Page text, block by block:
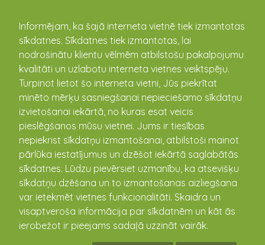
Informējam, ka šajā interneta vietnē tiek izmantotas
sīkdatnes. Sīkdatnes tiek izmantotas, lai
nodrošinātu klientu vēlmēm atbilstošu pakalpojumu
kvalitāti un uzlabotu interneta vietnes veiktspēju.
Turpinot lietot šo interneta vietni, Jūs piekrītat
minēto mērķu sasniegšanai nepieciešamo sīkdatņu
izvietošanai iekārtā, no kuras esat veicis
pieslēgšanos mūsu vietnei. Jums ir tiesības
nepiekrist sīkdatņu izmantošanai, atbilstoši mainot
pārlūka iestatījumus un dzēšot iekārtā saglabātās
sīkdatnes. Lūdzu pievērsiet uzmanību, ka atsevišķu
sīkdatņu dzēšana un to izmantošanas aizliegšana
var ietekmēt vietnes funkcionalitāti. Skaidra un
visaptveroša informācija par sīkdatnēm un kāt ās
ierobežot ir pieejams sadaļā uzzināt vairāk.
kandava.lv
PASĀKUMU
KALENDĀRS